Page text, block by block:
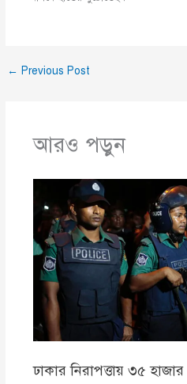
← Previous Post
আরও পড়ুন
ঢাকার নিরাপত্তায় ৩৫